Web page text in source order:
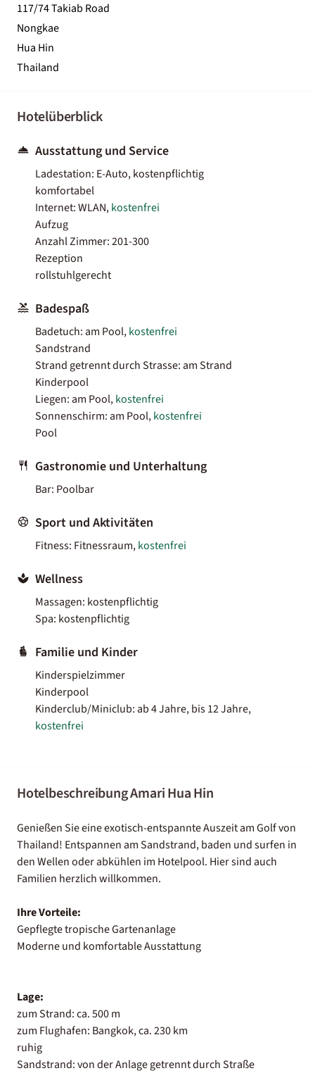
117/74 Takiab Road
Nongkae
Hua Hin
Thailand
Hotelüberblick
Ausstattung und Service
Ladestation: E-Auto, kostenpflichtig
komfortabel
Internet: WLAN,kostenfrei
Aufzug
Anzahl Zimmer: 201-300
Rezeption
rollstuhlgerecht
Badespaß
Badetuch: am Pool,kostenfrei
Sandstrand
Strand getrennt durch Strasse: am Strand
Kinderpool
Liegen: am Pool,kostenfrei
Sonnenschirm: am Pool,kostenfrei
Pool
Gastronomie und Unterhaltung
Bar: Poolbar
Sport und Aktivitäten
Fitness: Fitnessraum,kostenfrei
Wellness
Massagen: kostenpflichtig
Spa: kostenpflichtig
Familie und Kinder
Kinderspielzimmer
Kinderpool
Kinderclub/Miniclub: ab 4 Jahre, bis 12 Jahre,
kostenfrei
Hotelbeschreibung Amari Hua Hin
Genießen Sie eine exotisch-entspannte Auszeit am Golf von
Thailand! Entspannen am Sandstrand, baden und surfen in
den Wellen oder abkühlen im Hotelpool. Hier sind auch
Familien herzlich willkommen.
Ihre Vorteile:
Gepflegte tropische Gartenanlage
Moderne und komfortable Ausstattung
Lage:
zum Strand: ca. 500 m
zum Flughafen: Bangkok, ca. 230 km
ruhig
Sandstrand: von der Anlage getrennt durch Straße